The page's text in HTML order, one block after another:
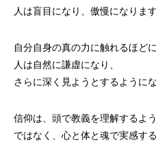
人は盲目になり、傲慢になります
自分自身の真の力に触れるほどに
人は自然に謙虚になり、
さらに深く見ようとするようにな
信仰は、頭で教義を理解するよ
ではなく、心と体と魂で実感す